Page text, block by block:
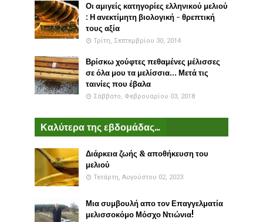
Οι αμιγείς κατηγορίες ελληνικού μελιού
: Η ανεκτίμητη βιολογική - θρεπτική
τους αξία
Τρίτη, Σεπτεμβρίου 30, 2014
Βρίσκω χούφτες πεθαμένες μέλισσες
σε όλα μου τα μελίσσια... Μετά τις
ταινίες που έβαλα
Σάββατο, Φεβρουαρίου 03, 2018
Καλύτερα της εβδομάδας...
Διάρκεια ζωής & αποθήκευση του
μελιού
Τετάρτη, Αυγούστου 02, 2023
Μια συμβουλή απο τον Επαγγελματία
μελισσοκόμο Μόσχο Ντιώνια!